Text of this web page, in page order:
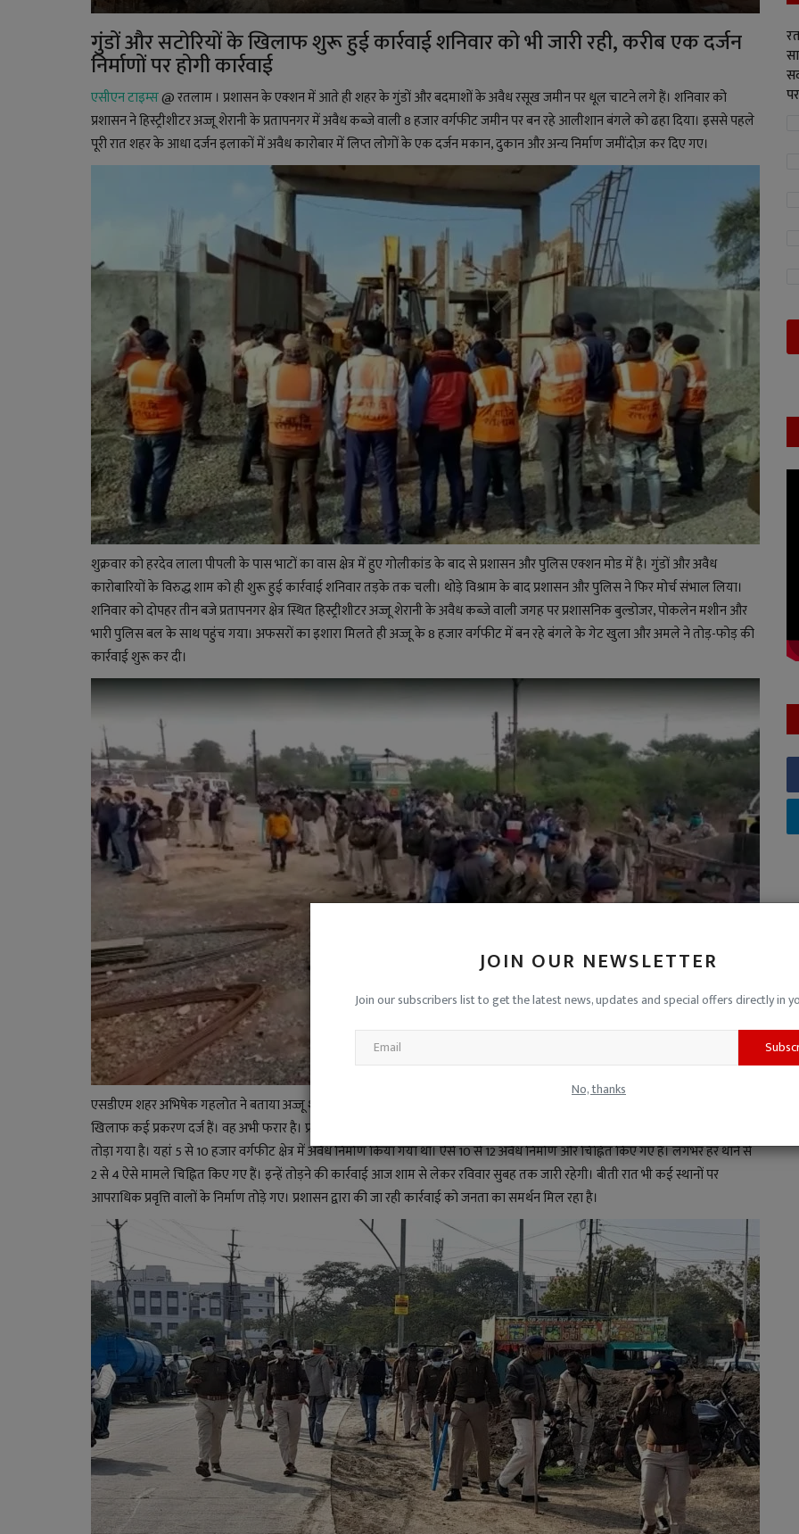
JOIN OUR NEWSLETTER
Join our subscribers list to get the latest news, updates and special offers directly in
No, thanks
SettingsPIP
fullscreen
गुंडों और सटोरियों के खिलाफ शुरू हुई कार्रवाई शनिवार को भी जारी रही, करीब एक दर्जन
निर्माणों पर होगी कार्रवाई
एसीएन टाइम्स@ रतलाम । प्रशासन के एक्शन में आते ही शहर के गुंडों और बदमाशों के अवैध रसूख जमीन पर धूल चाटने लगे हैं। शनिवार को
प्रशासन ने हिस्ट्रीशीटर अज्जू शेरानी के प्रतापनगर में अवैध कब्जे वाली 8 हजार वर्गफीट जमीन पर बन रहे आलीशान बंगले को ढहा दिया। इससे पहले
पूरी रात शहर के आधा दर्जन इलाकों में अवैध कारोबार में लिप्त लोगों के एक दर्जन मकान, दुकान और अन्य निर्माण जमींदोज़ कर दिए गए।
शुक्रवार को हरदेव लाला पीपली के पास भाटों का वास क्षेत्र में हुए गोलीकांड के बाद से प्रशासन और पुलिस एक्शन मोड में है। गुंडों और अवैध
कारोबारियों के विरुद्ध शाम को ही शुरू हुई कार्रवाई शनिवार तड़के तक चली। थोड़े विश्राम के बाद प्रशासन और पुलिस ने फिर मोर्च संभाल लिया।
शनिवार को दोपहर तीन बजे प्रतापनगर क्षेत्र स्थित हिस्ट्रीशीटर अज्जू शेरानी के अवैध कब्जे वाली जगह पर प्रशासनिक बुल्डोजर, पोकलेन मशीन और
भारी पुलिस बल के साथ पहुंच गया। अफसरों का इशारा मिलते ही अज्जू के 8 हजार वर्गफीट में बन रहे बंगले के गेट खुला और अमले ने तोड़-फोड़ की
कार्रवाई शुरू कर दी।
एसडीएम शहर अभिषेक गहलोत ने बताया अज्जू शेरानी लिस्टेड गुंडा है। स्टेशन रोड थाने पर इसके विरुद्ध 11-12 आपराधिक प्रकरण दर्ज हैं। उसके
खिलाफ कई प्रकरण दर्ज हैं। वह अभी फरार है। प्रतापनगर में उसके द्वारा नगर निगम से अऩुमति लिए बिना ही अवैध निर्माण किया जा रहा था जिसे
तोड़ा गया है। यहां 5 से 10 हजार वर्गफीट क्षेत्र में अवैध निर्माण किया गया था। ऐसे 10 से 12 अवैध निर्माण और चिह्नित किए गए हैं। लगभर हर थाने से
2 से 4 ऐसे मामले चिह्नित किए गए हैं। इन्हें तोड़ने की कार्रवाई आज शाम से लेकर रविवार सुबह तक जारी रहेगी। बीती रात भी कई स्थानों पर
आपराधिक प्रवृत्ति वालों के निर्माण तोड़े गए। प्रशासन द्वारा की जा रही कार्रवाई को जनता का समर्थन मिल रहा है।